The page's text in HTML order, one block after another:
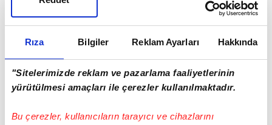
Rıza Bilgiler Reklam Ayarları Hakkında
"Sitelerimizde reklam ve pazarlama faaliyetlerinin
yürütülmesi amaçları ile çerezler kullanılmaktadır.
Bu çerezler, kullanıcıların tarayıcı ve cihazlarını